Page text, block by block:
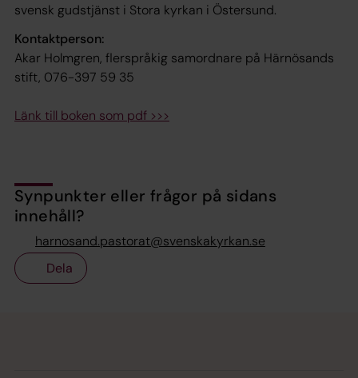
svensk gudstjänst i Stora kyrkan i Östersund.
Kontaktperson:
Akar Holmgren, flerspråkig samordnare på Härnösands
stift, 076-397 59 35
Länk till boken som pdf >>>
Synpunkter eller frågor på sidans
innehåll?
harnosand.pastorat@svenskakyrkan.se
Dela